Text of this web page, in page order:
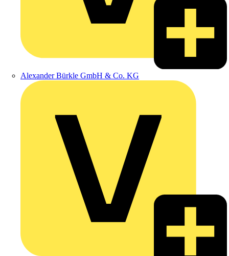
Alexander Bürkle GmbH & Co. KG